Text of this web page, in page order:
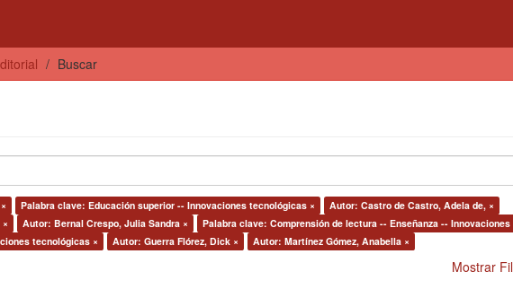
Buscar
Palabra clave: Educación superior -- Innovaciones tecnológicas ×
Autor: Castro de Castro, Adela de, ×
Autor: Bernal Crespo, Julia Sandra ×
Palabra clave: Comprensión de lectura -- Enseñanza --
tecnológicas ×
Autor: Guerra Flórez, Dick × Autor: Martínez Gómez, Anabella ×
Mostrar